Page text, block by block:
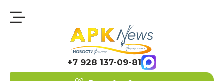
+7 928 137-09-81